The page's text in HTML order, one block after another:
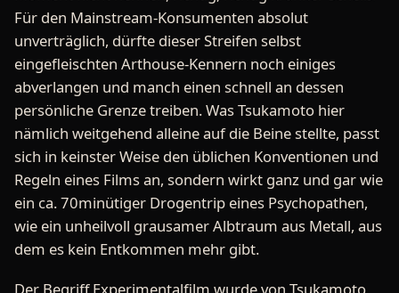
Für den Mainstream-Konsumenten absolut
unverträglich, dürfte dieser Streifen selbst
eingefleischten Arthouse-Kennern noch einiges
abverlangen und manch einen schnell an dessen
persönliche Grenze treiben. Was Tsukamoto hier
nämlich weitgehend alleine auf die Beine stellte, passt
sich in keinster Weise den üblichen Konventionen und
Regeln eines Films an, sondern wirkt ganz und gar wie
ein ca. 70minütiger Drogentrip eines Psychopathen,
wie ein unheilvoll grausamer Albtraum aus Metall, aus
dem es kein Entkommen mehr gibt.
Der Begriff Experimentalfilm wurde von Tsukamoto